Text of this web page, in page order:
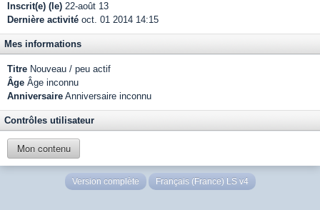
Inscrit(e) (le) 22-août 13
Dernière activité oct. 01 2014 14:15
Mes informations
Titre Nouveau / peu actif
Âge Âge inconnu
Anniversaire Anniversaire inconnu
Contrôles utilisateur
Mon contenu
Version complète Français (France) LS v4